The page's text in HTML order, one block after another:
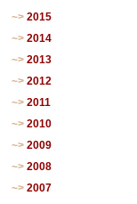
2015
2014
2013
2012
2011
2010
2009
2008
2007